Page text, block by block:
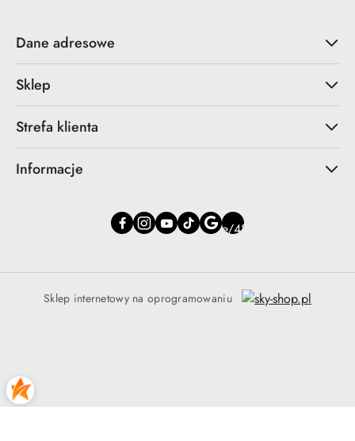
Dane adresowe
Sklep
Strefa klienta
Informacje
Sklep internetowy na oprogramowaniu